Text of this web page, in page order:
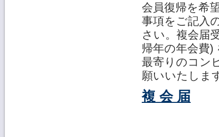
会員復帰を希
事項をご記入
さい。複会届
帰年の年会費)
最寄りのコン
願いいたしま
複 会 届